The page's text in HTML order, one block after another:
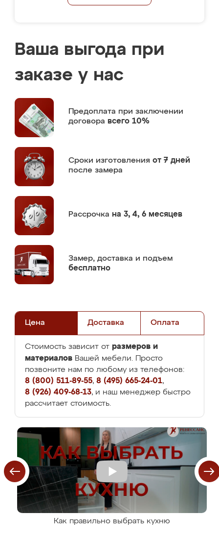
Ваша выгода при
заказе у нас
Предоплата при заключении
договора всего 10%
Сроки изготовления от 7 дней
после замера
Рассрочка на 3, 4, 6 месяцев
Замер, доставка и подъем
бесплатно
Цена Доставка Оплата
Стоимость зависит от размеров и
материалов Вашей мебели. Просто
позвоните нам по любому из телефонов:
8 (800) 511-89-55, 8 (495) 665-24-01,
8 (926) 409-68-13, и наш менеджер быстро
рассчитает стоимость.
Как правильно выбрать кухню